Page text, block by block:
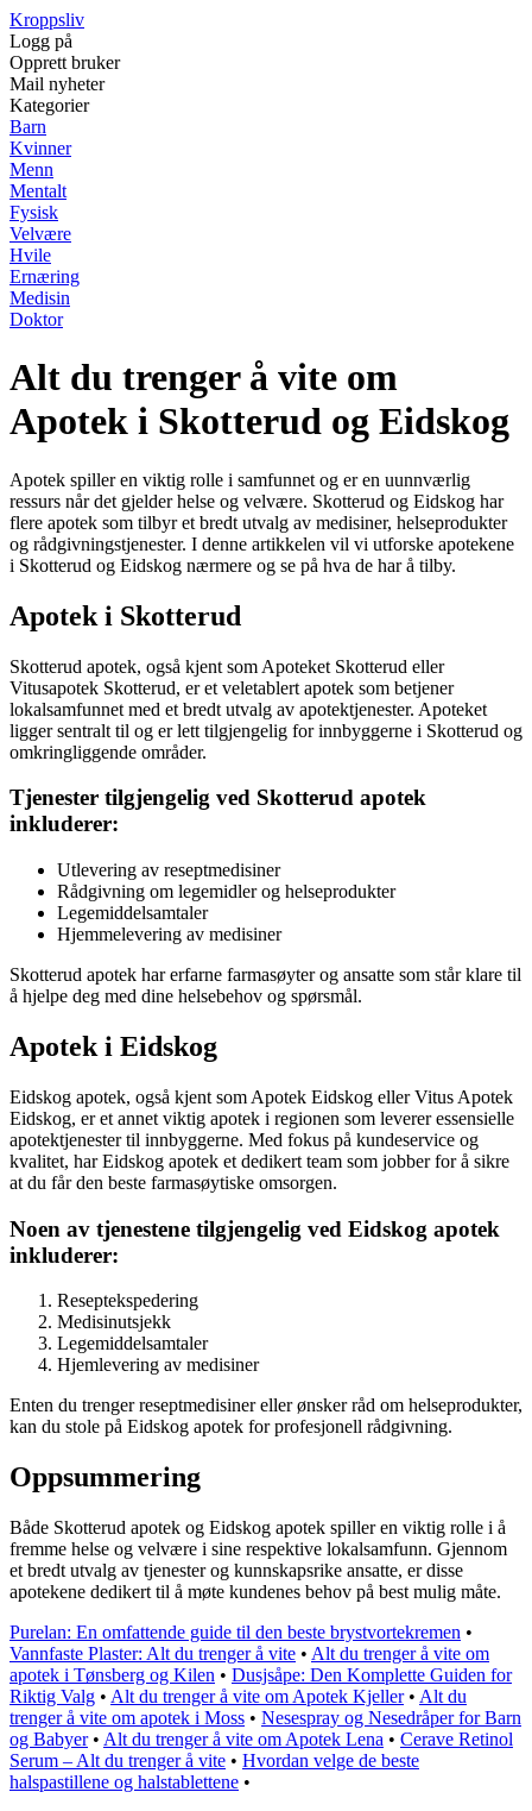
Kroppsliv
Logg på
Opprett bruker
Mail nyheter
Kategorier
Barn
Kvinner
Menn
Mentalt
Fysisk
Velvære
Hvile
Ernæring
Medisin
Doktor
Alt du trenger å vite om
Apotek i Skotterud og Eidskog
Apotek spiller en viktig rolle i samfunnet og er en uunnværlig
ressurs når det gjelder helse og velvære. Skotterud og Eidskog har
flere apotek som tilbyr et bredt utvalg av medisiner, helseprodukter
og rådgivningstjenester. I denne artikkelen vil vi utforske apotekene
i Skotterud og Eidskog nærmere og se på hva de har å tilby.
Apotek i Skotterud
Skotterud apotek, også kjent som Apoteket Skotterud eller
Vitusapotek Skotterud, er et veletablert apotek som betjener
lokalsamfunnet med et bredt utvalg av apotektjenester. Apoteket
ligger sentralt til og er lett tilgjengelig for innbyggerne i Skotterud og
omkringliggende områder.
Tjenester tilgjengelig ved Skotterud apotek
inkluderer:
Utlevering av reseptmedisiner
Rådgivning om legemidler og helseprodukter
Legemiddelsamtaler
Hjemmelevering av medisiner
Skotterud apotek har erfarne farmasøyter og ansatte som står klare til
å hjelpe deg med dine helsebehov og spørsmål.
Apotek i Eidskog
Eidskog apotek, også kjent som Apotek Eidskog eller Vitus Apotek
Eidskog, er et annet viktig apotek i regionen som leverer essensielle
apotektjenester til innbyggerne. Med fokus på kundeservice og
kvalitet, har Eidskog apotek et dedikert team som jobber for å sikre
at du får den beste farmasøytiske omsorgen.
Noen av tjenestene tilgjengelig ved Eidskog apotek
inkluderer:
Reseptekspedering
Medisinutsjekk
Legemiddelsamtaler
Hjemlevering av medisiner
Enten du trenger reseptmedisiner eller ønsker råd om helseprodukter,
kan du stole på Eidskog apotek for profesjonell rådgivning.
Oppsummering
Både Skotterud apotek og Eidskog apotek spiller en viktig rolle i å
fremme helse og velvære i sine respektive lokalsamfunn. Gjennom
et bredt utvalg av tjenester og kunnskapsrike ansatte, er disse
apotekene dedikert til å møte kundenes behov på best mulig måte.
Purelan: En omfattende guide til den beste brystvortekremen •
Vannfaste Plaster: Alt du trenger å vite • Alt du trenger å vite om
apotek i Tønsberg og Kilen • Dusjsåpe: Den Komplette Guiden for
Riktig Valg • Alt du trenger å vite om Apotek Kjeller• Alt du
trenger å vite om apotek i Moss • Nesespray og Nesedråper for Barn
og Babyer• Alt du trenger å vite om Apotek Lena • Cerave Retinol
Serum – Alt du trenger å vite • Hvordan velge de beste
halspastillene og halstablettene •